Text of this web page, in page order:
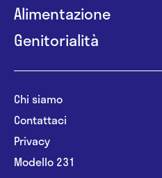
Alimentazione
Genitorialità
Chi siamo
Contattaci
Privacy
Modello 231